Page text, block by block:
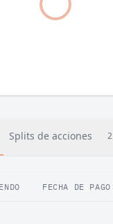
Splits de acciones 2
FECHA DE PAGO